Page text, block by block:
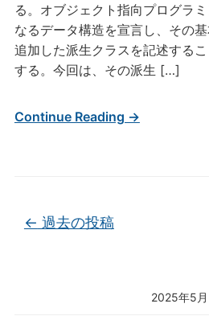
2025年5月
る。オブジェクト指向プログラ
なるデータ構造を宣言し、その
追加した派生クラスを記述する
する。今回は、その派生 […]
Continue Reading →
投稿ナビゲーション
← 過去の投稿